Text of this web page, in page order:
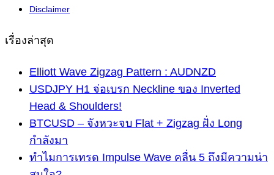
Disclaimer
เรื่องล่าสุด
Elliott Wave Zigzag Pattern : AUDNZD
USDJPY H1 จ่อเบรก Neckline ของ Inverted
Head & Shoulders!
BTCUSD – จังหวะจบ Flat + Zigzag ฝั่ง Long
กำลังมา
ทำไมการเทรด Impulse Wave คลื่น 5 ถึงมีความน่า